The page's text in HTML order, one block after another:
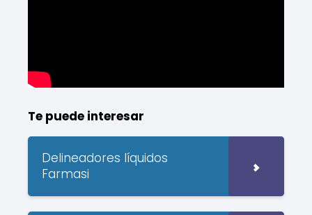
Te puede interesar
Delineadores líquidos
Farmasi